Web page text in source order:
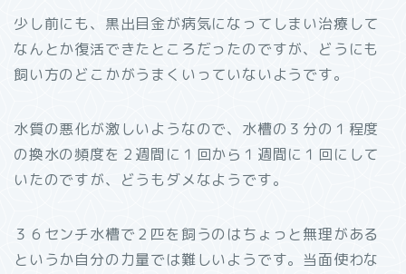
少し前にも、黒出目金が病気になってしまい治療して
なんとか復活できたところだったのですが、どうにも
飼い方のどこかがうまくいっていないようです。
水質の悪化が激しいようなので、水槽の３分の１程度
の換水の頻度を２週間に１回から１週間に１回にして
いたのですが、どうもダメなようです。
３６センチ水槽で２匹を飼うのはちょっと無理がある
というか自分の力量では難しいようです。当面使わな